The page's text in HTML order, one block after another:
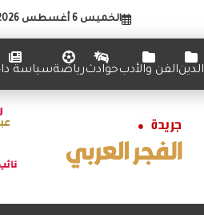
الخميس 6 أغسطس 2026
الدينالفن والأدبحوادثرياضةسياسة